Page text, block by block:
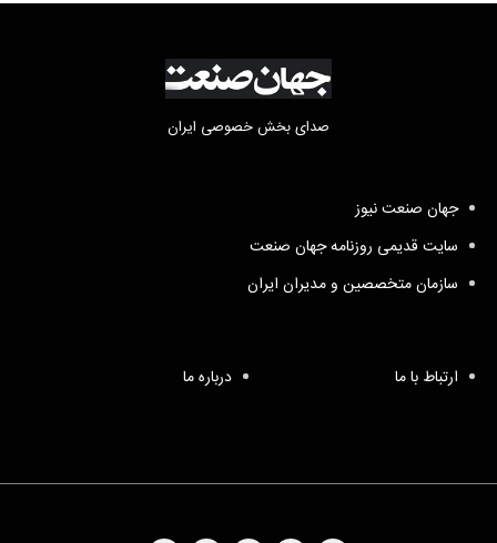
صدای بخش خصوصی ایران
جهان صنعت نیوز
سایت قدیمی روزنامه جهان صنعت
سازمان متخصصین و مدیران ایران
ارتباط با ما درباره ما